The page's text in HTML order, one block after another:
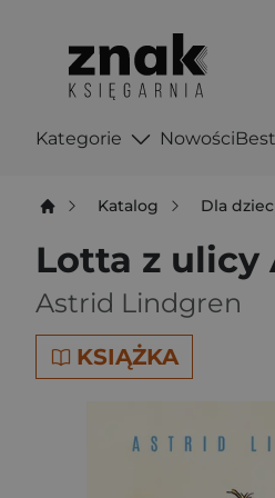
Kategorie Nowości
Katalog Dla
Lotta z
Astrid Lindgren
KSIĄŻKA